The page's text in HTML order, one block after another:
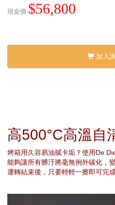
現金價 $56,800
加入
高500°C高溫自
烤箱用久容易油膩卡垢？使用De
能夠讓所有髒汙將毫無例外碳化，
運轉結束後，只要輕輕一擦即可完成